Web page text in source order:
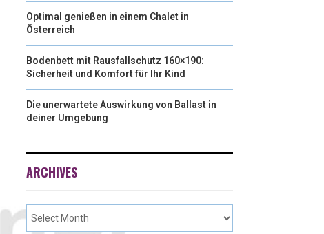
Optimal genießen in einem Chalet in
Österreich
Bodenbett mit Rausfallschutz 160×190:
Sicherheit und Komfort für Ihr Kind
Die unerwartete Auswirkung von Ballast in
deiner Umgebung
ARCHIVES